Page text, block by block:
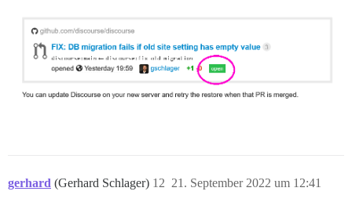
gerhard (Gerhard Schlager) 21. September 2022 um 12:41
12